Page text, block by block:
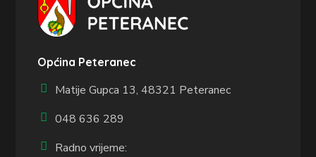
Općina Peteranec
Matije Gupca 13,48321 Peteranec
048 636 289
Radno vrijeme: